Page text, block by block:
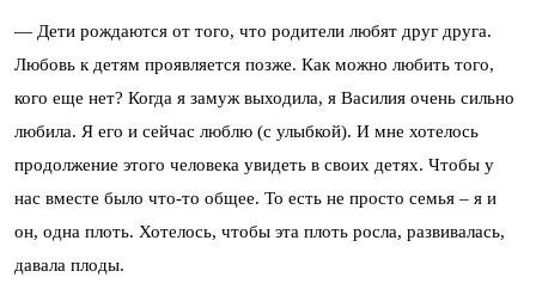
— Дети рождаются от того, что родители любят друг друга.
Любовь к детям проявляется позже. Как можно любить того,
кого еще нет? Когда я замуж выходила, я Василия очень сильно
любила. Я его и сейчас люблю (с улыбкой). И мне хотелось
продолжение этого человека увидеть в своих детях. Чтобы у
нас вместе было что-то общее. То есть не просто семья – я и
он, одна плоть. Хотелось, чтобы эта плоть росла, развивалась,
давала плоды.